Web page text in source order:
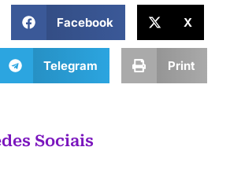
Facebook X
Telegram Print
Sociais